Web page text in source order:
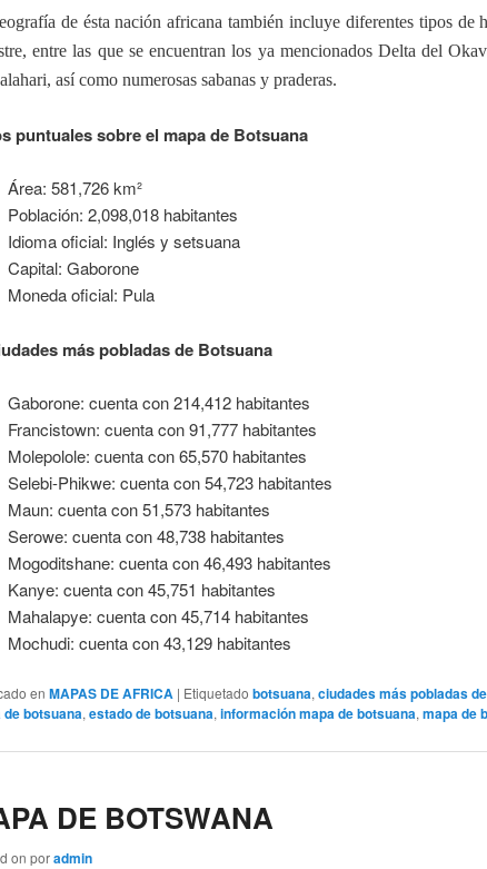
de ésta nación africana también incluye diferentes tipos de
entre las que se encuentran los ya mencionados Delta del
así como numerosas sabanas y praderas.
puntuales sobre el mapa de Botsuana
Área: 581,726 km²
Población: 2,098,018 habitantes
Idioma oficial: Inglés y setsuana
Capital: Gaborone
Moneda oficial: Pula
más pobladas de Botsuana
Gaborone: cuenta con 214,412 habitantes
Francistown: cuenta con 91,777 habitantes
Molepolole: cuenta con 65,570 habitantes
Selebi-Phikwe: cuenta con 54,723 habitantes
Maun: cuenta con 51,573 habitantes
Serowe: cuenta con 48,738 habitantes
Mogoditshane: cuenta con 46,493 habitantes
Kanye: cuenta con 45,751 habitantes
Mahalapye: cuenta con 45,714 habitantes
Mochudi: cuenta con 43,129 habitantes
en MAPAS DE AFRICA | Etiquetado botsuana, ciudades más pobladas
de botsuana, estado de botsuana, información mapa de botsuana, mapa de
DE BOTSWANA
on poradmin